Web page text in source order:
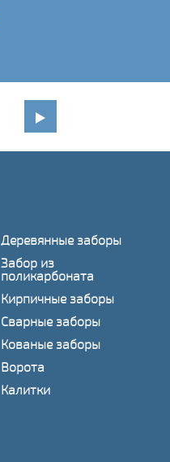
Деревянные заборы
Забор из
поликарбоната
Кирпичные заборы
Сварные заборы
Кованые заборы
Ворота
Калитки